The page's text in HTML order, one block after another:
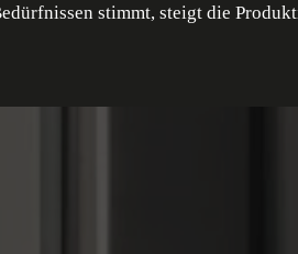
stimmt, steigt die